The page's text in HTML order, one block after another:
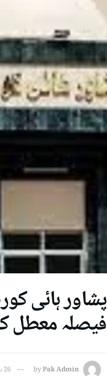
پشاور ہائی
فیصلہ معطل
byPak Admin 26 دسمبر , 2023